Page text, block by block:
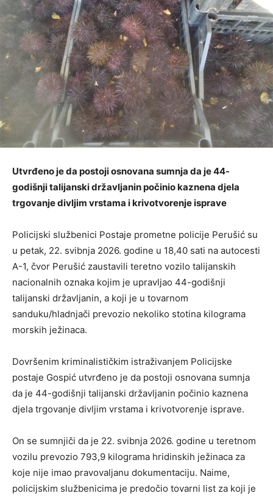
Utvrđeno je da postoji osnovana sumnja da je 44-
godišnji talijanski državljanin počinio kaznena djela
trgovanje divljim vrstama i krivotvorenje isprave
Policijski službenici Postaje prometne policije Perušić su
u petak, 22. svibnja 2026. godine u 18,40 sati na autocesti
A-1, čvor Perušić zaustavili teretno vozilo talijanskih
nacionalnih oznaka kojim je upravljao 44-godišnji
talijanski državljanin, a koji je u tovarnom
sanduku/hladnjači prevozio nekoliko stotina kilograma
morskih ježinaca.
Dovršenim kriminalističkim istraživanjem Policijske
postaje Gospić utvrđeno je da postoji osnovana sumnja
da je 44-godišnji talijanski državljanin počinio kaznena
djela trgovanje divljim vrstama i krivotvorenje isprave.
On se sumnjiči da je 22. svibnja 2026. godine u teretnom
vozilu prevozio 793,9 kilograma hridinskih ježinaca za
koje nije imao pravovaljanu dokumentaciju. Naime,
policijskim službenicima je predočio tovarni list za koji je